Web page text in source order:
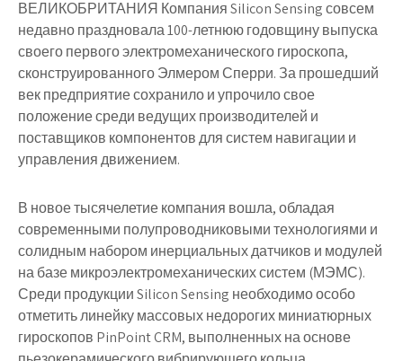
ВЕЛИКОБРИТАНИЯ Компания Silicon Sensing совсем
недавно праздновала 100-летнюю годовщину выпуска
своего первого электромеханического гироскопа,
сконструированного Элмером Сперри. За прошедший
век предприятие сохранило и упрочило свое
положение среди ведущих производителей и
поставщиков компонентов для систем навигации и
управления движением.
В новое тысячелетие компания вошла, обладая
современными полупроводниковыми технологиями и
солидным набором инерциальных датчиков и модулей
на базе микроэлектромеханических систем (МЭМС).
Среди продукции Silicon Sensing необходимо особо
отметить линейку массовых недорогих миниатюрных
гироскопов PinPoint CRM, выполненных на основе